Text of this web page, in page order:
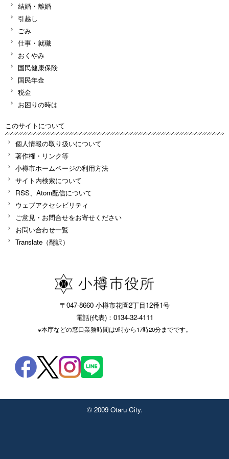
結婚・離婚
引越し
ごみ
仕事・就職
おくやみ
国民健康保険
国民年金
税金
お困りの時は
このサイトについて
個人情報の取り扱いについて
著作権・リンク等
小樽市ホームページの利用方法
サイト内検索について
RSS、Atom配信について
ウェブアクセシビリティ
ご意見・お問合せをお寄せください
お問い合わせ一覧
Translate（翻訳）
〒047-8660 小樽市花園2丁目12番1号
電話(代表)：0134-32-4111
※本庁などの窓口業務時間は9時から17時20分までです。
© 2009 Otaru City.